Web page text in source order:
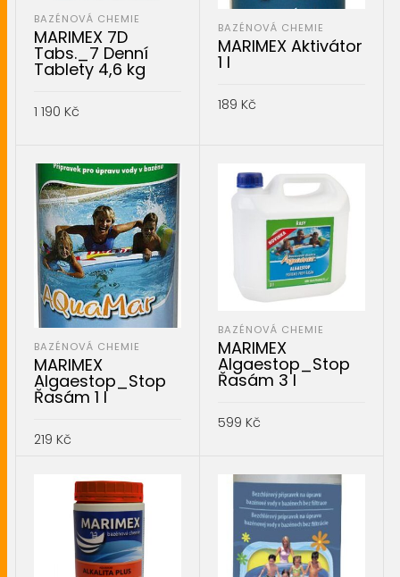
BAZÉNOVÁ CHEMIE
MARIMEX 7D
Tabs._7 Denní
Tablety 4,6 kg
1 190 Kč
BAZÉNOVÁ CHEMIE
MARIMEX Aktivátor
1 l
189 Kč
BAZÉNOVÁ CHEMIE
MARIMEX
Algaestop_Stop
Řasám 1 l
219 Kč
BAZÉNOVÁ CHEMIE
MARIMEX
Algaestop_Stop
Řasám 3 l
599 Kč